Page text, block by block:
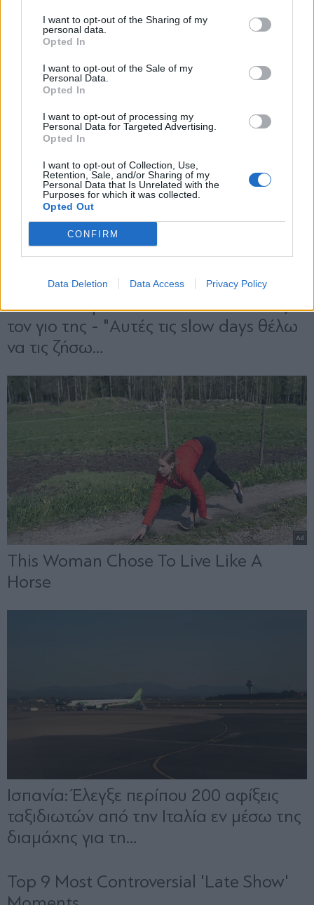
I want to opt-out of the Sharing of my
personal data.
Opted In
I want to opt-out of the Sale of my
Personal Data.
Opted In
I want to opt-out of processing my
Personal Data for Targeted Advertising.
Opted In
I want to opt-out of Collection, Use,
Retention, Sale, and/or Sharing of my
Personal Data that Is Unrelated with the
Purposes for which it was collected.
Opted Out
CONFIRM
Data Deletion Data Access Privacy Policy
Αποδέχομαι τους
και την πολιτική απορρήτου
X